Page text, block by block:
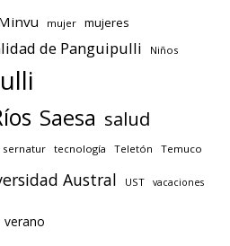
mujer mujeres
de Panguipulli Niños
Saesa salud
sernatur tecnología Teletón Temuco
Austral UST vacaciones
verano